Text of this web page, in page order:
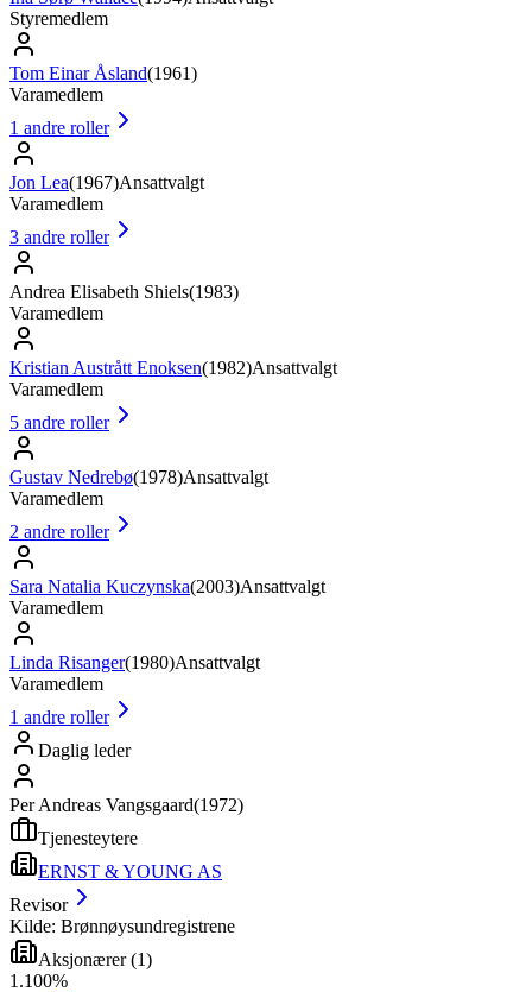
Styremedlem
Tom Einar Åsland(1961)
Varamedlem
1 andre roller
Jon Lea(1967)Ansattvalgt
Varamedlem
3 andre roller
Andrea Elisabeth Shiels(1983)
Varamedlem
Kristian Austrått Enoksen(1982)Ansattvalgt
Varamedlem
5 andre roller
Gustav Nedrebø(1978)Ansattvalgt
Varamedlem
2 andre roller
Sara Natalia Kuczynska(2003)Ansattvalgt
Varamedlem
Linda Risanger(1980)Ansattvalgt
Varamedlem
1 andre roller
Daglig leder
Per Andreas Vangsgaard(1972)
Tjenesteytere
ERNST & YOUNG AS
Revisor
Kilde: Brønnøysundregistrene
Aksjonærer(1)
1 .100%